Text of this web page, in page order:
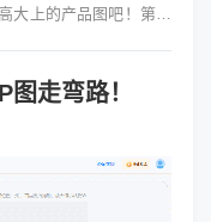
大上的产品图吧！第一
走弯路！